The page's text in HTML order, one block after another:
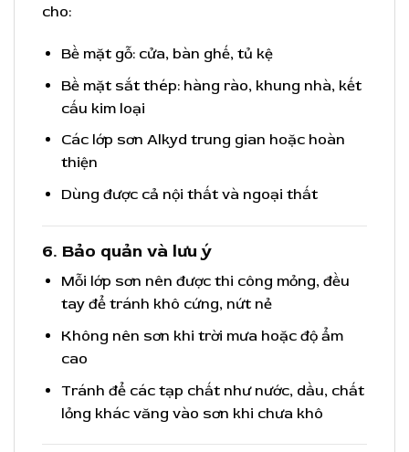
cho:
Bề mặt gỗ: cửa, bàn ghế, tủ kệ
Bề mặt sắt thép: hàng rào, khung nhà, kết
cấu kim loại
Các lớp sơn Alkyd trung gian hoặc hoàn
thiện
Dùng được cả nội thất và ngoại thất
6. Bảo quản và lưu ý
Mỗi lớp sơn nên được thi công mỏng, đều
tay để tránh khô cứng, nứt nẻ
Không nên sơn khi trời mưa hoặc độ ẩm
cao
Tránh để các tạp chất như nước, dầu, chất
lỏng khác văng vào sơn khi chưa khô